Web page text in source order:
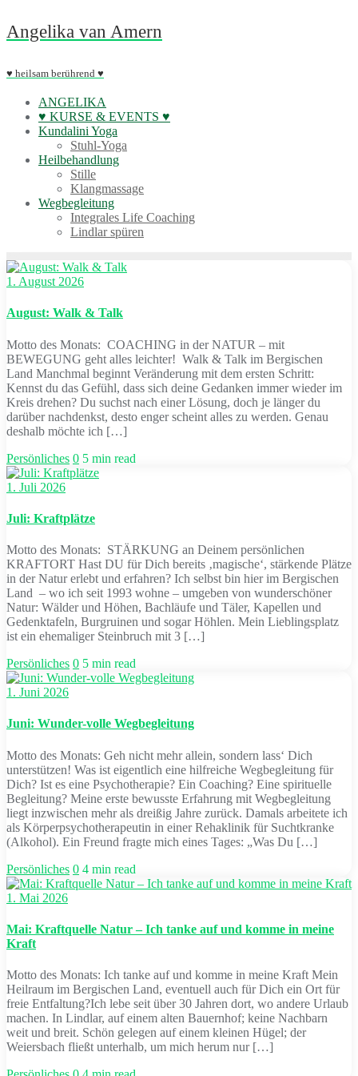
Skip
to
Angelika van Amern
♥ heilsam berührend ♥
ANGELIKA
♥ KURSE & EVENTS ♥
Kundalini Yoga
Stuhl-Yoga
Heilbehandlung
Stille
Klangmassage
Wegbegleitung
Integrales Life Coaching
Lindlar spüren
1. August 2026
August: Walk & Talk
Motto des Monats: COACHING in der NATUR – mit
BEWEGUNG geht alles leichter! Walk & Talk im Bergischen
Land Manchmal beginnt Veränderung mit dem ersten Schritt:
Kennst du das Gefühl, dass sich deine Gedanken immer wieder im
Kreis drehen? Du suchst nach einer Lösung, doch je länger du
darüber nachdenkst, desto enger scheint alles zu werden. Genau
deshalb möchte ich […]
Persönliches 0 5 min read
1. Juli 2026
Juli: Kraftplätze
Motto des Monats: STÄRKUNG an Deinem persönlichen
KRAFTORT Hast DU für Dich bereits ‚magische‘, stärkende Plätze
in der Natur erlebt und erfahren? Ich selbst bin hier im Bergischen
Land – wo ich seit 1993 wohne – umgeben von wunderschöner
Natur: Wälder und Höhen, Bachläufe und Täler, Kapellen und
Gedenktafeln, Burgruinen und sogar Höhlen. Mein Lieblingsplatz
ist ein ehemaliger Steinbruch mit 3 […]
Persönliches 0 5 min read
1. Juni 2026
Juni: Wunder-volle Wegbegleitung
Motto des Monats: Geh nicht mehr allein, sondern lass‘ Dich
unterstützen! Was ist eigentlich eine hilfreiche Wegbegleitung für
Dich? Ist es eine Psychotherapie? Ein Coaching? Eine spirituelle
Begleitung? Meine erste bewusste Erfahrung mit Wegbegleitung
liegt inzwischen mehr als dreißig Jahre zurück. Damals arbeitete ich
als Körperpsychotherapeutin in einer Rehaklinik für Suchtkranke
(Alkohol). Ein Freund fragte mich eines Tages: „Was Du […]
Persönliches 0 4 min read
1. Mai 2026
Mai: Kraftquelle Natur – Ich tanke auf und komme in meine
Kraft
Motto des Monats: Ich tanke auf und komme in meine Kraft Mein
Heilraum im Bergischen Land, eventuell auch für Dich ein Ort für
freie Entfaltung?Ich lebe seit über 30 Jahren dort, wo andere Urlaub
machen. In Lindlar, auf einem alten Bauernhof; keine Nachbarn
weit und breit. Schön gelegen auf einem kleinen Hügel; der
Weiersbach fließt unterhalb, um mich herum nur […]